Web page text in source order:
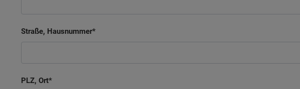
Straße, Hausnummer
PLZ, Ort